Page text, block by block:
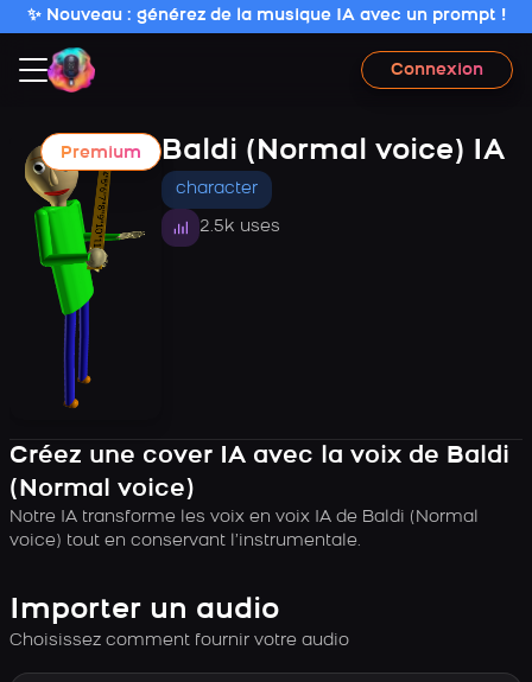
✨ Nouveau : générez de la musique IA avec un prompt !
Connexion
Premium Baldi (Normal voice) IA
character
2.5k uses
Créez une cover IA avec la voix de Baldi
(Normal voice)
Notre IA transforme les voix en voix IA de Baldi (Normal
voice) tout en conservant l’instrumentale.
Importer un audio
Choisissez comment fournir votre audio